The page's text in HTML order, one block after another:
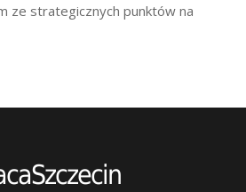
ze strategicznych punktów na